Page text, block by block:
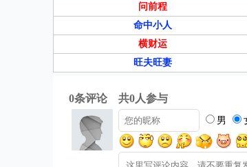
问前程
命中小人
横财运
旺夫旺妻